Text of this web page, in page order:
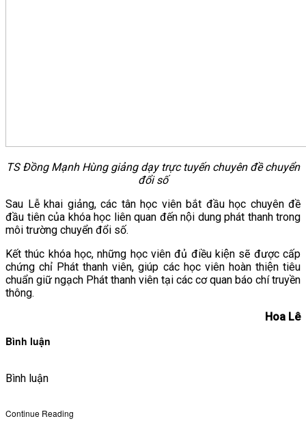
TS Đồng Mạnh Hùng giảng dạy trực tuyến chuyên đề chuyển
đổi số
Sau Lễ khai giảng, các tân học viên bắt đầu học chuyên đề
đầu tiên của khóa học liên quan đến nội dung phát thanh trong
môi trường chuyển đổi số.
Kết thúc khóa học, những học viên đủ điều kiện sẽ được cấp
chứng chỉ Phát thanh viên, giúp các học viên hoàn thiện tiêu
chuẩn giữ ngạch Phát thanh viên tại các cơ quan báo chí truyền
thông.
Hoa Lê
Bình luận
Bình luận
Continue Reading